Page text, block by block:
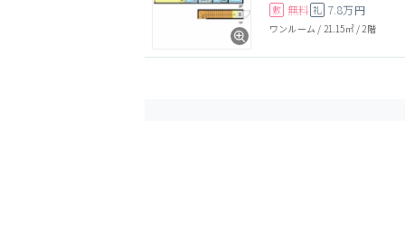
敷 無料 礼 7.8万円
ワンルーム / 21.15㎡/ 2階